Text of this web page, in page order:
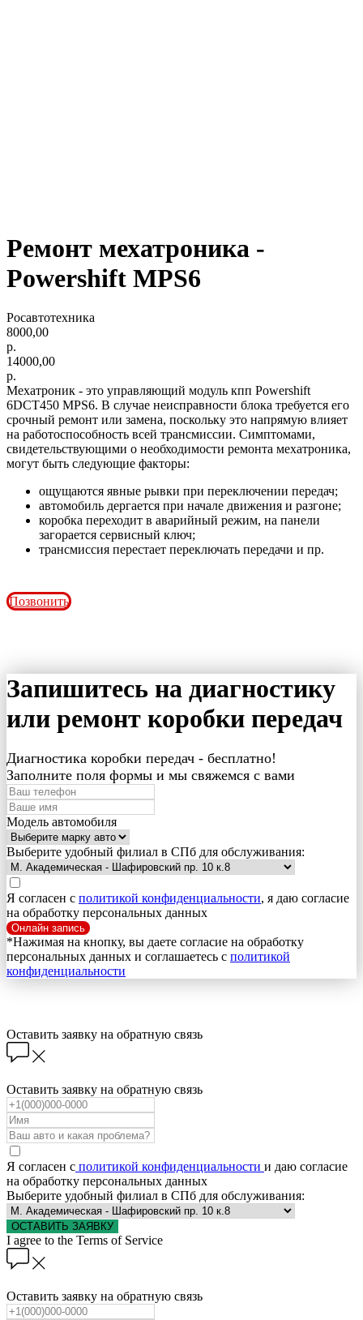
Ремонт мехатроника -
Powershift MPS6
Росавтотехника
8000,00
р.
14000,00
р.
Мехатроник - это управляющий модуль кпп Powershift
6DCT450 MPS6. В случае неисправности блока требуется его
срочный ремонт или замена, поскольку это напрямую влияет
на работоспособность всей трансмиссии. Симптомами,
свидетельствующими о необходимости ремонта мехатроника,
могут быть следующие факторы:
ощущаются явные рывки при переключении передач;
автомобиль дергается при начале движения и разгоне;
коробка переходит в аварийный режим, на панели
загорается сервисный ключ;
трансмиссия перестает переключать передачи и пр.
Позвонить
Запишитесь на диагностику
или ремонт коробки передач
Диагностика коробки передач - бесплатно!
Заполните поля формы и мы свяжемся с вами
Модель автомобиля
Выберите удобный филиал в СПб для обслуживания:
Я согласен с политикой конфиденциальности, я даю согласие
на обработку персональных данных
Онлайн запись
*Нажимая на кнопку, вы даете согласие на обработку
персональных данных и соглашаетесь c политикой
конфиденциальности
Оставить заявку на обратную связь
Оставить заявку на обратную связь
Я согласен с политикой конфиденциальности и даю согласие
на обработку персональных данных
Выберите удобный филиал в СПб для обслуживания:
ОСТАВИТЬ ЗАЯВКУ
I agree to the Terms of Service
Оставить заявку на обратную связь